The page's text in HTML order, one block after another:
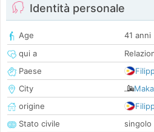
Identità personale
Age
41 anni
qui a
Paese
City
origine
Stato civile
singolo